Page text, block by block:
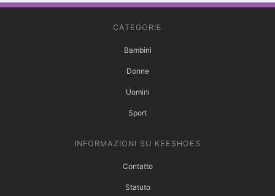
CATEGORIE
Bambini
Donne
Uomini
Sport
INFORMAZIONI SU KEESHOES
Contatto
Statuto